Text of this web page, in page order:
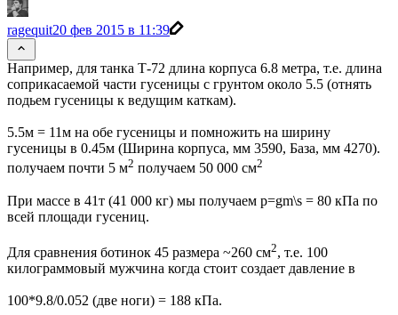
ragequit20 фев 2015 в 11:39
Например, для танка Т-72 длина корпуса 6.8 метра, т.е. длина
соприкасаемой части гусеницы с грунтом около 5.5 (отнять
подьем гусеницы к ведущим каткам).
5.5м = 11м на обе гусеницы и помножить на ширину
гусеницы в 0.45м (Ширина корпуса, мм 3590, База, мм 4270).
получаем почти 5 м2 получаем 50 000 см2
При массе в 41т (41 000 кг) мы получаем p=gm\s = 80 кПа по
всей площади гусениц.
Для сравнения ботинок 45 размера ~260 см2, т.е. 100
килограммовый мужчина когда стоит создает давление в
100*9.8/0.052 (две ноги) = 188 кПа.